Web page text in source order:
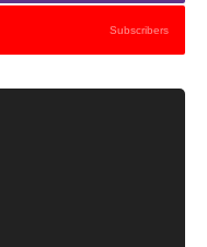
Subscribers